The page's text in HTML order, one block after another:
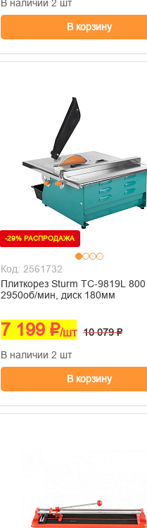
В наличии 2 шт
В корзину
-29% РАСПРОДАЖА
Код: 2561732
Плиткорез Sturm TC-9819L 800 Вт,
2950об/мин, диск 180мм
7 199 ₽/шт 10 079 ₽
В наличии 2 шт
В корзину